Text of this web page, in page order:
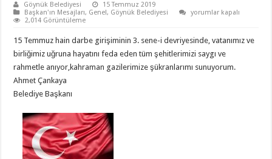
Göynük Belediyesi
15 Temmuz 2019
Başkan'ın Mesajları, Genel, Göynük Belediyesi için
yorumlar kapalı
2,014 Görüntüleme
15 Temmuz hain darbe girişiminin 3. sene-i devriyesinde, vatanımız ve
birliğimiz uğruna hayatını feda eden tüm şehitlerimizi saygı ve
rahmetle anıyor,kahraman gazilerimize şükranlarımı sunuyorum.
Ahmet Çankaya
Belediye Başkanı